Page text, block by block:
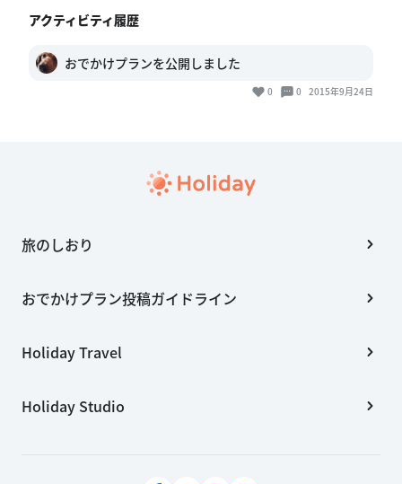
アクティビティ履歴
おでかけプランを公開しました
0 0 2015年9月24日
旅のしおり
おでかけプラン投稿ガイドライン
Holiday Travel
Holiday Studio